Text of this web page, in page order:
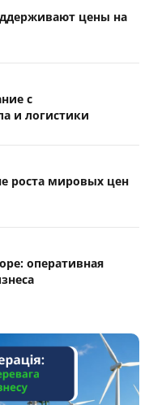
цены на
с
и логистики
роста мировых цен
оперативная